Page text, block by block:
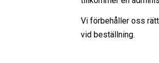
Vi förbehåller oss
vid beställning.